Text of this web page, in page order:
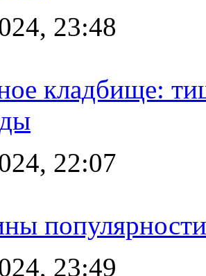
23:48
кладбище:
22:07
23:49